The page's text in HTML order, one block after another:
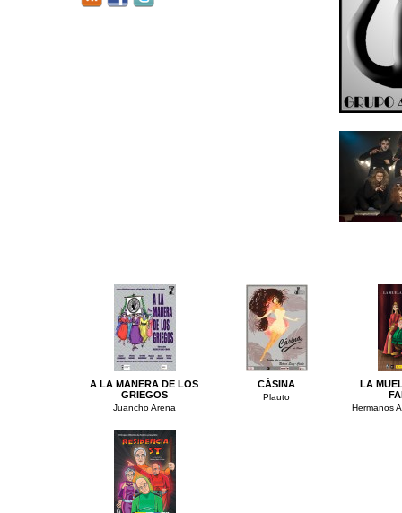
A LA MANERA DE LOS
GRIEGOS
Juancho Arena
CÁSINA
Plauto
LA
Hermanos